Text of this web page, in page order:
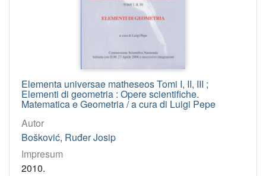
Elementa universae matheseos Tomi I, II, III ;
Elementi di geometria : Opere scientifiche.
Matematica e Geometria / a cura di Luigi Pepe
Autor
Bošković, Ruđer Josip
Impresum
2010.